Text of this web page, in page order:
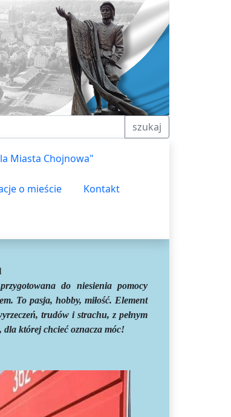
szukaj
Miasta Chojnowa"
o mieście Kontakt
do niesienia pomocy
To pasja, hobby, miłość. Element
trudów i strachu, z pełnym
dla której chcieć oznacza móc!